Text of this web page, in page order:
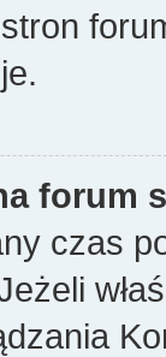
forum
czas